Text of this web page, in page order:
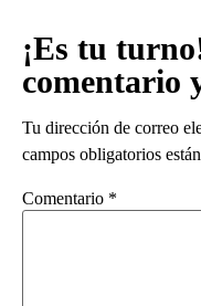
¡Es tu
comentario
Tu dirección de correo
campos obligatorios
Comentario *